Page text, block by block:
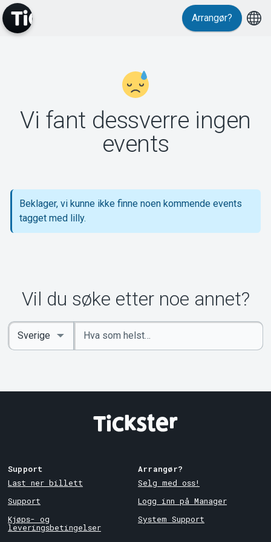
Support
Om Tickster
Arrangør?
Vi fant dessverre ingen
events
Beklager, vi kunne ikke finne noen kommende events
tagget med lilly.
Vil du søke etter noe annet?
Angi
nøkkelord
Select
Country
Support
Last ner billett
Support
Kjøps- og
leveringsbetingelser
Arrangør?
Selg med oss!
Logg inn på Manager
System Support